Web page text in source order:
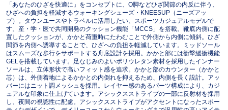
「あなたのひざを快適に」をコンセプトに、O脚などひざ関節の内反に伴う、
ひざへの負担を軽減するウォーキングシューズ・KNEESUP（ニーズアッ
プ）。タウンユースやトラベルに活用したい、スポーツカジュアルモデルで
す。産・学・医で共同開発のクッション機能「MCCS」を搭載。靴底内側に配
置したクッションが、かかと荷重時にたわむことで外側から内側に傾斜。ひざ
関節を内側へ誘導することで、ひざへの負担を軽減しています。ミッドソール
はスムーズな歩行をサポートする舟底設計を採用。かかと部には衝撃緩衝機能
GELを搭載しています。足なじみのよいポリウレタン素材を採用したインナー
ソールは、立体形状で高いフィット感を追求。かかと部のカウンター（かかと
芯）は、外側着地によるかかとの内倒れを抑えるため、内側を長く設計。アッ
パーにはニット調メッシュを採用。レイヤー感のあるパーツ構成により、カジ
ュアルな印象に仕上げています。アシックスストライプの一部に反射材を採用
し、夜間の視認性に配慮。アシックスストライプがアクセントになったスポー